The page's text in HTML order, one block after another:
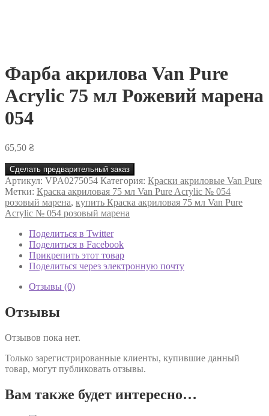
Фарба акрилова Van Pure
Acrylic 75 мл Рожевий марена
054
65,50 ₴
Сделать предварительный заказ
Артикул: VPA0275054 Категория: Краски акриловые Van Pure
Метки: Краска акриловая 75 мл Van Pure Acrylic № 054
розовый марена, купить Краска акриловая 75 мл Van Pure
Acrylic № 054 розовый марена
Поделиться в Twitter
Поделиться в Facebook
Прикрепить этот товар
Поделиться через электронную почту
Отзывы (0)
Отзывы
Отзывов пока нет.
Только зарегистрированные клиенты, купившие данный
товар, могут публиковать отзывы.
Вам также будет интересно…